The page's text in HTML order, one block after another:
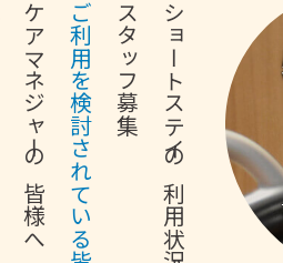
ケアマネジャーの皆様へご利用を検討されている皆様へスタッフ募集ショートステイの利用状況